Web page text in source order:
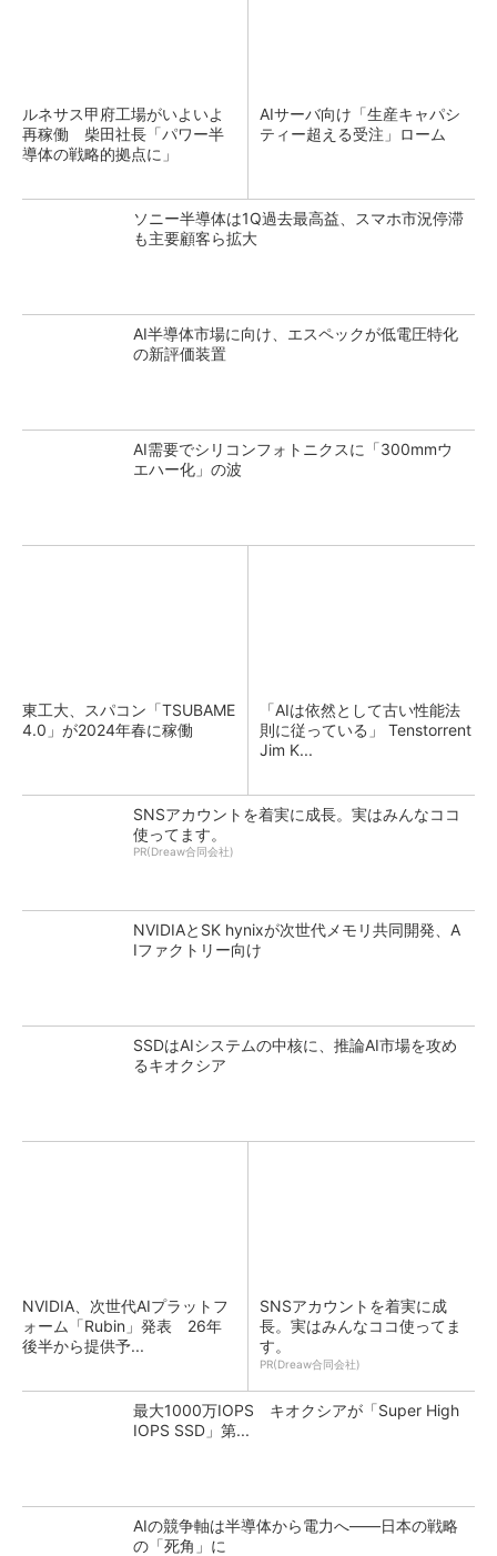
ルネサス甲府工場がいよいよ
再稼働 柴田社長「パワー半
導体の戦略的拠点に」
AIサーバ向け「生産キャパシ
ティー超える受注」ローム
ソニー半導体は1Q過去最高益、スマホ市況停滞
も主要顧客ら拡大
AI半導体市場に向け、エスペックが低電圧特化
の新評価装置
AI需要でシリコンフォトニクスに「300mmウ
エハー化」の波
東工大、スパコン「TSUBAME
4.0」が2024年春に稼働
「AIは依然として古い性能法
則に従っている」 Tenstorrent
Jim K...
SNSアカウントを着実に成長。実はみんなココ
使ってます。
PR(Dreaw合同会社)
NVIDIAとSK hynixが次世代メモリ共同開発、A
Iファクトリー向け
SSDはAIシステムの中核に、推論AI市場を攻め
るキオクシア
NVIDIA、次世代AIプラットフ
ォーム「Rubin」発表 26年
後半から提供予...
SNSアカウントを着実に成
長。実はみんなココ使ってま
す。
PR(Dreaw合同会社)
最大1000万IOPS キオクシアが「Super High
IOPS SSD」第...
AIの競争軸は半導体から電力へ――日本の戦略
の「死角」に